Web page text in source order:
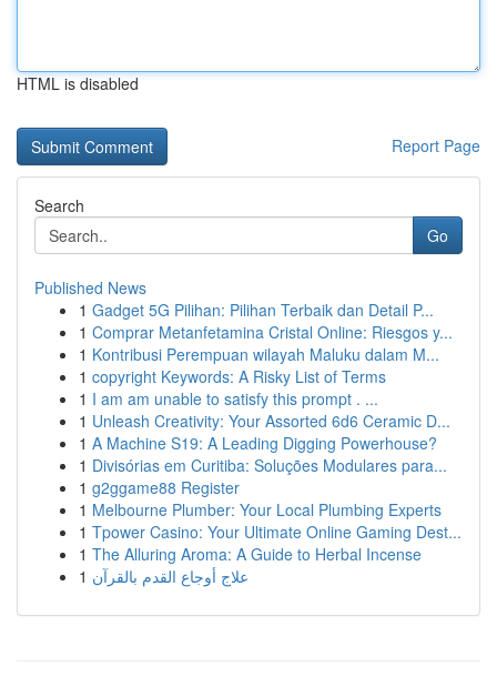
HTML is disabled
Report Page
Search
Go
Published News
1 Gadget 5G Pilihan: Pilihan Terbaik dan Detail P...
1 Comprar Metanfetamina Cristal Online: Riesgos y...
1 Kontribusi Perempuan wilayah Maluku dalam M...
1 copyright Keywords: A Risky List of Terms
1 I am am unable to satisfy this prompt . ...
1 Unleash Creativity: Your Assorted 6d6 Ceramic D...
1 A Machine S19: A Leading Digging Powerhouse?
1 Divisórias em Curitiba: Soluções Modulares para...
1 g2ggame88 Register
1 Melbourne Plumber: Your Local Plumbing Experts
1 Tpower Casino: Your Ultimate Online Gaming Dest...
1 The Alluring Aroma: A Guide to Herbal Incense
1 علاج أوجاع القدم بالقرآن